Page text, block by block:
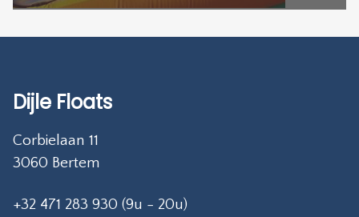
Dijle Floats
Corbielaan 11
3060 Bertem
+32 471 283 930 (9u - 20u)